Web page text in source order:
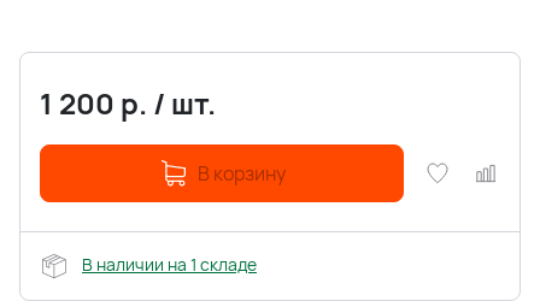
1 200 р. / шт.
В корзину
В наличии на 1 складе